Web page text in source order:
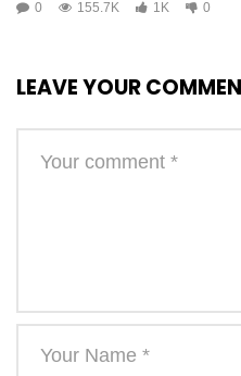
0 155.7K 1K 0
LEAVE YOUR